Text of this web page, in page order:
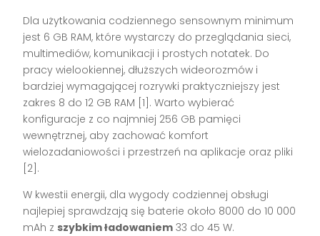
Dla użytkowania codziennego sensownym minimum
jest 6 GB RAM, które wystarczy do przeglądania sieci,
multimediów, komunikacji i prostych notatek. Do
pracy wielookiennej, dłuższych wideorozmów i
bardziej wymagającej rozrywki praktyczniejszy jest
zakres 8 do 12 GB RAM [1]. Warto wybierać
konfiguracje z co najmniej 256 GB pamięci
wewnętrznej, aby zachować komfort
wielozadaniowości i przestrzeń na aplikacje oraz pliki
[2].
W kwestii energii, dla wygody codziennej obsługi
najlepiej sprawdzają się baterie około 8000 do 10 000
mAh z szybkim ładowaniem 33 do 45 W.